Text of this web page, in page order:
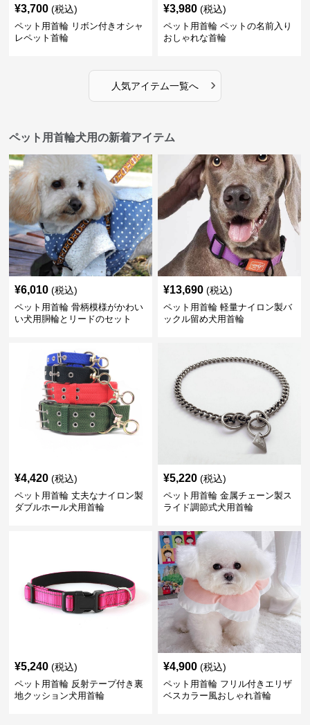
¥3,700 (税込)
ペット用首輪 リボン付きオシャ
レペット首輪
¥3,980 (税込)
ペット用首輪 ペットの名前入り
おしゃれな首輪
人気アイテム一覧へ ›
ペット用首輪犬用の新着アイテム
¥6,010 (税込)
ペット用首輪 骨柄模様がかわい
い犬用胴輪とリードのセット
¥13,690 (税込)
ペット用首輪 軽量ナイロン製バ
ックル留め犬用首輪
¥4,420 (税込)
ペット用首輪 丈夫なナイロン製
ダブルホール犬用首輪
¥5,220 (税込)
ペット用首輪 金属チェーン製ス
ライド調節式犬用首輪
¥5,240 (税込)
ペット用首輪 反射テープ付き裏
地クッション犬用首輪
¥4,900 (税込)
ペット用首輪 フリル付きエリザ
ベスカラー風おしゃれ首輪